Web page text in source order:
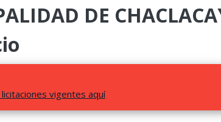
DE
vigentes aquí